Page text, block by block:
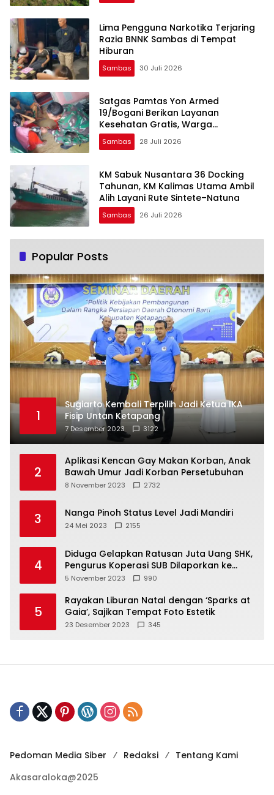
Lima Pengguna Narkotika Terjaring
Razia BNNK Sambas di Tempat
Hiburan
Sambas 30 Juli 2026
Satgas Pamtas Yon Armed
19/Bogani Berikan Layanan
Kesehatan Gratis, Warga
Perbatasan Sajingan Antusias
Periksa Tensi
Sambas 28 Juli 2026
KM Sabuk Nusantara 36 Docking
Tahunan, KM Kalimas Utama Ambil
Alih Layani Rute Sintete–Natuna
Sambas 26 Juli 2026
Popular Posts
1
Sugiarto Kembali Terpilih Jadi Ketua IKA
Fisip Untan Ketapang
7 Desember 2023 3122
2
Aplikasi Kencan Gay Makan Korban, Anak
Bawah Umur Jadi Korban Persetubuhan
8 November 2023 2732
3 Nanga Pinoh Status Level Jadi Mandiri
24 Mei 2023 2155
4
Diduga Gelapkan Ratusan Juta Uang SHK,
Pengurus Koperasi SUB Dilaporkan ke
Polisi
5 November 2023 990
5
Rayakan Liburan Natal dengan ‘Sparks at
Gaia’, Sajikan Tempat Foto Estetik
23 Desember 2023 345
Pedoman Media Siber Redaksi
Tentang Kami
Akasaraloka@2025